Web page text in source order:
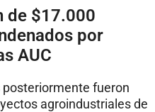
de $17.000
por
AUC
posteriormente fueron
agroindustriales de